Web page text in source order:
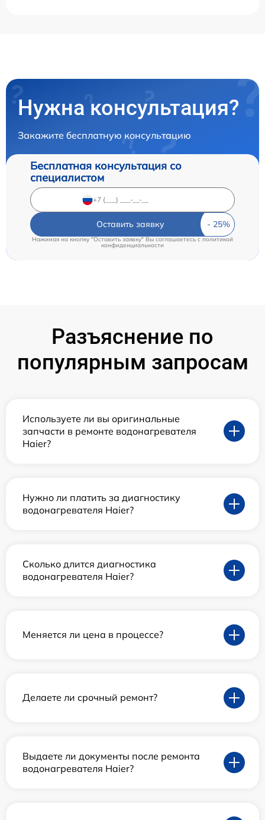
Нужна консультация?
Закажите бесплатную консультацию
Бесплатная консультация со
специалистом
Оставить заявку
Нажимая на кнопку "Оставить заявку" Вы соглашаетесь cполитикой
конфиденциальности
Разъяснение по
популярным запросам
Используете ли вы оригинальные
запчасти в ремонте водонагревателя
Haier?
Нужно ли платить за диагностику
водонагревателя Haier?
Сколько длится диагностика
водонагревателя Haier?
Меняется ли цена в процессе?
Делаете ли срочный ремонт?
Выдаете ли документы после ремонта
водонагревателя Haier?